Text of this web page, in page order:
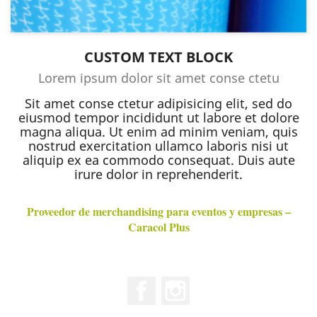
CUSTOM TEXT BLOCK
Lorem ipsum dolor sit amet conse ctetu
Sit amet conse ctetur adipisicing elit, sed do
eiusmod tempor incididunt ut labore et dolore
magna aliqua. Ut enim ad minim veniam, quis
nostrud exercitation ullamco laboris nisi ut
aliquip ex ea commodo consequat. Duis aute
irure dolor in reprehenderit.
Proveedor de merchandising para eventos y empresas –
Caracol Plus